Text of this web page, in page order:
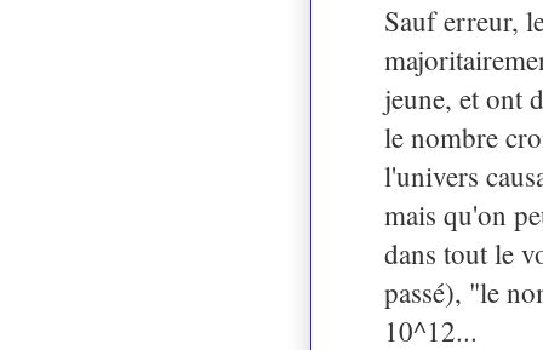
Sauf erreur,
jeune, et ont
le nombre
l'univers
mais qu'on
dans tout le
passé), "le
10^12...